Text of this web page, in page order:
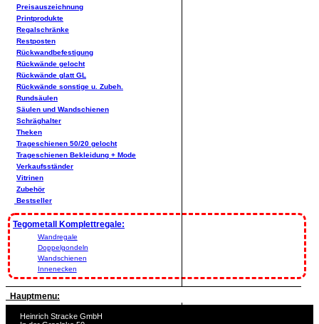
Preisauszeichnung
Printprodukte
Regalschränke
Restposten
Rückwandbefestigung
Rückwände gelocht
Rückwände glatt GL
Rückwände sonstige u. Zubeh.
Rundsäulen
Säulen und Wandschienen
Schräghalter
Theken
Trageschienen 50/20 gelocht
Trageschienen Bekleidung + Mode
Verkaufsständer
Vitrinen
Zubehör
Bestseller
Tegometall Komplettregale:
Wandregale
Doppelgondeln
Wandschienen
Innenecken
Hauptmenu:
Heinrich Stracke GmbH